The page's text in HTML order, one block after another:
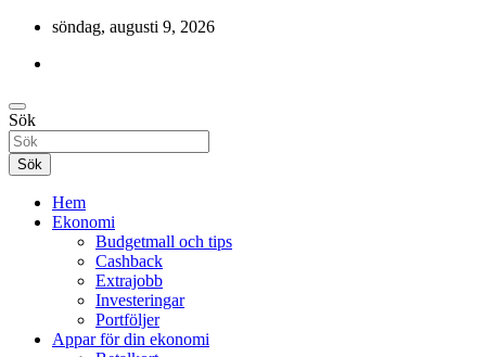
Hoppa
innehåll
söndag, augusti 9, 2026
Gratis-pengar
Cashback, ekonomi, 10 000 kr i bonusar och mycket mer.
Sök
Sök
Hem
Ekonomi
Budgetmall och tips
Cashback
Extrajobb
Investeringar
Portföljer
Appar för din ekonomi